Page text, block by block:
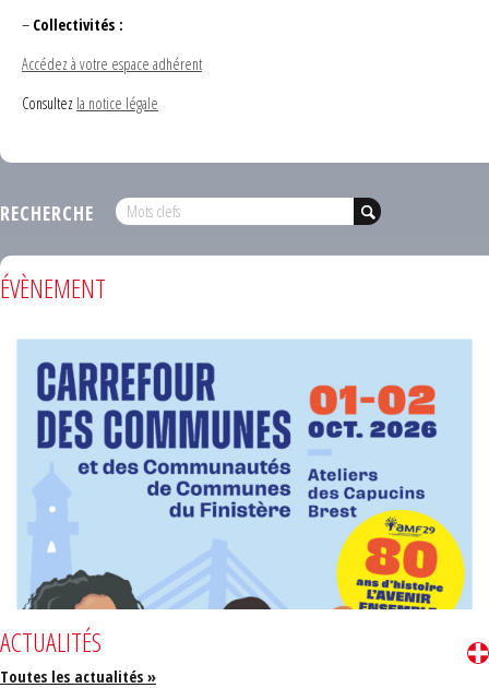
– Collectivités :
Accédez à votre espace adhérent
Consultez la notice légale
RECHERCHE
ÉVÈNEMENT
ACTUALITÉS
Toutes les actualités »